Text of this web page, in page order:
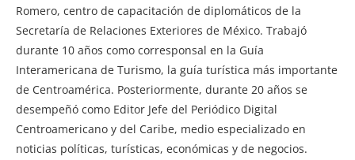
Romero, centro de capacitación de diplomáticos de la
Secretaría de Relaciones Exteriores de México. Trabajó
durante 10 años como corresponsal en la Guía
Interamericana de Turismo, la guía turística más importante
de Centroamérica. Posteriormente, durante 20 años se
desempeñó como Editor Jefe del Periódico Digital
Centroamericano y del Caribe, medio especializado en
noticias políticas, turísticas, económicas y de negocios.